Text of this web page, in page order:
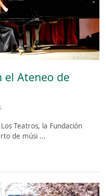
el Ateneo de
Teatros, la Fundación
de músi ...